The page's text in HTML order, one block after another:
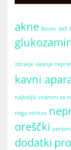
akne Bovec dež
zdravje iskanje
kavni
najboljši vitamini za
nega nohtov
oreščki
dodatki